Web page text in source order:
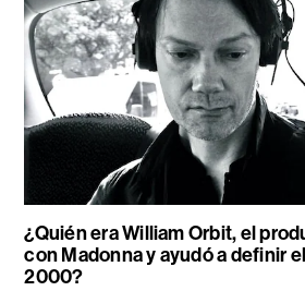
¿Quién era William Orbit, el
con Madonna y ayudó a definir
2000?